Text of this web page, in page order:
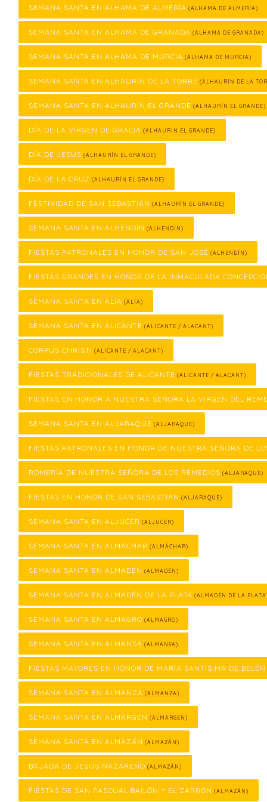
SEMANA SANTA EN ALHAMA DE ALMERÍA (ALHAMA DE ALMERÍA)
SEMANA SANTA EN ALHAMA DE GRANADA (ALHAMA DE GRANADA)
SEMANA SANTA EN ALHAMA DE MURCIA (ALHAMA DE MURCIA)
SEMANA SANTA EN ALHAURÍN DE LA TORRE (ALHAURÍN DE LA
SEMANA SANTA EN ALHAURÍN EL GRANDE (ALHAURÍN EL GRANDE)
DÍA DE LA VIRGEN DE GRACIA (ALHAURÍN EL GRANDE)
DÍA DE JESÚS (ALHAURÍN EL GRANDE)
DÍA DE LA CRUZ (ALHAURÍN EL GRANDE)
FESTIVIDAD DE SAN SEBASTIÁN (ALHAURÍN EL GRANDE)
SEMANA SANTA EN ALHENDÍN (ALHENDÍN)
FIESTAS PATRONALES EN HONOR DE SAN JOSÉ (ALHENDÍN)
FIESTAS GRANDES EN HONOR DE LA INMACULADA
SEMANA SANTA EN ALÍA (ALÍA)
SEMANA SANTA EN ALICANTE (ALICANTE / ALACANT)
CORPUS CHRISTI (ALICANTE / ALACANT)
FIESTAS TRADICIONALES DE ALICANTE (ALICANTE / ALACANT)
FIESTAS EN HONOR A NUESTRA SEÑORA LA VIRGEN DEL
SEMANA SANTA EN ALJARAQUE (ALJARAQUE)
FIESTAS PATRONALES EN HONOR DE NUESTRA SEÑORA DE
ROMERÍA DE NUESTRA SEÑORA DE LOS REMEDIOS (ALJARAQUE)
FIESTAS EN HONOR DE SAN SEBASTIAN (ALJARAQUE)
SEMANA SANTA EN ALJUCER (ALJUCER)
SEMANA SANTA EN ALMÁCHAR (ALMÁCHAR)
SEMANA SANTA EN ALMADÉN (ALMADÉN)
SEMANA SANTA EN ALMADÉN DE LA PLATA (ALMADÉN DE LA
SEMANA SANTA EN ALMAGRO (ALMAGRO)
SEMANA SANTA EN ALMANSA (ALMANSA)
FIESTAS MAYORES EN HONOR DE MARÍA SANTÍSIMA DE BELÉN
SEMANA SANTA EN ALMANZA (ALMANZA)
SEMANA SANTA EN ALMARGEN (ALMARGEN)
SEMANA SANTA EN ALMAZÁN (ALMAZÁN)
BAJADA DE JESÚS NAZARENO (ALMAZÁN)
FIESTAS DE SAN PASCUAL BAILÓN Y EL ZARRÓN (ALMAZÁN)